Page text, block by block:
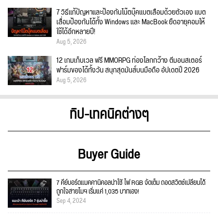
7 วิธีแก้ปัญหาและป้องกันโน๊ตบุ๊คแบตเสื่อมด้วยตัวเอง แบต
เสื่อมป้องกันได้ทั้ง Windows และ MacBook ยืดอายุคอมให้
ใช้ได้อีกหลายปี!
Aug 5, 2026
12 เกมเก็บเวล ฟรี MMORPG ท่องโลกกว้าง ตีมอนสเตอร์
ฟาร์มของได้ทั้งวัน สนุกสุดมันส์บนมือถือ อัปเดตปี 2026
Aug 5, 2026
ทิป-เทคนิคต่างๆ
Buyer Guide
7 คีย์บอร์ดแมคคานิคอลน่าใช้ ไฟ RGB จัดเต็ม ถอดสวิตช์เปลี่ยนได้
ถูกใจสายโมฯ เริ่มแค่ 1,035 บาทเอง!
Sep 4, 2024